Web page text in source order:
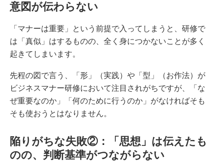
意図が伝わらない
「マナーは重要」という前提で入ってしまうと、研修で
は「真似」はするものの、全く身につかないことが多く
起きてしまいます。
先程の図で言う、「形」（実践）や「型」（お作法）が
ビジネスマナー研修において注目されがちですが、「な
ぜ重要なのか」「何のために行うのか」がなければそも
そも使おうとはなりません。
陥りがちな失敗②：「思想」は伝えたも
のの、判断基準がつながらない